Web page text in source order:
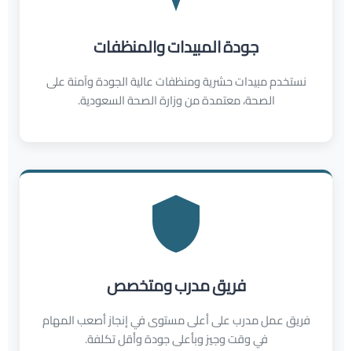
جودة المبيدات والمنظفات
نستخدم مبيدات حشرية ومنظفات عالية الجودة وآمنة على
الصحة، معتمدة من وزارة الصحة السعودية.
فريق مدرب ومتخصص
فريق عمل مدرب على أعلى مستوى في إنجاز أصعب المهام
في وقت وجيز وبأعلى جودة وأقل تكلفة.